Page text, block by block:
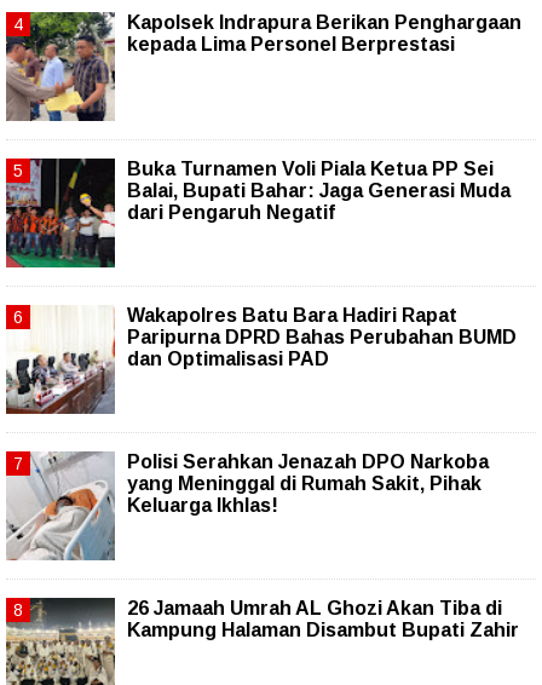
Kapolsek Indrapura Berikan Penghargaan
kepada Lima Personel Berprestasi
Buka Turnamen Voli Piala Ketua PP Sei
Balai, Bupati Bahar: Jaga Generasi Muda
dari Pengaruh Negatif
Wakapolres Batu Bara Hadiri Rapat
Paripurna DPRD Bahas Perubahan BUMD
dan Optimalisasi PAD
Polisi Serahkan Jenazah DPO Narkoba
yang Meninggal di Rumah Sakit, Pihak
Keluarga Ikhlas!
26 Jamaah Umrah AL Ghozi Akan Tiba di
Kampung Halaman Disambut Bupati Zahir